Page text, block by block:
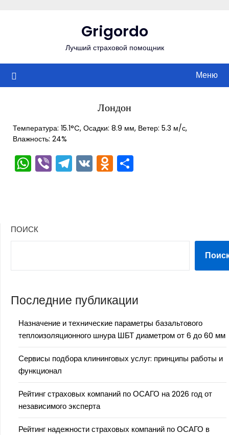
Grigordo
Лучший страховой помощник
Меню
Лондон
Температура: 15.1°C, Осадки: 8.9 мм, Ветер: 5.3 м/с,
Влажность: 24%
WhatsApp
ViberTelegram
VKOdnoklassniki
ПОИСК
Последние публикации
Назначение и технические параметры базальтового
теплоизоляционного шнура ШБТ диаметром от 6 до 60 мм
Сервисы подбора клининговых услуг: принципы работы и
функционал
Рейтинг страховых компаний по ОСАГО на 2026 год от
независимого эксперта
Рейтинг надежности страховых компаний по ОСАГО в